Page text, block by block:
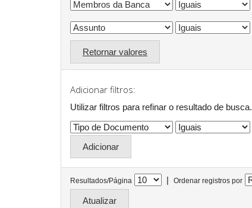
Retornar valores
Adicionar filtros:
Utilizar filtros para refinar o resultado de busca.
Resultados/Página | Ordenar registros por